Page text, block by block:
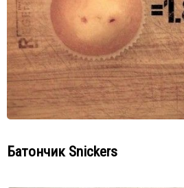
Батончик Snickers